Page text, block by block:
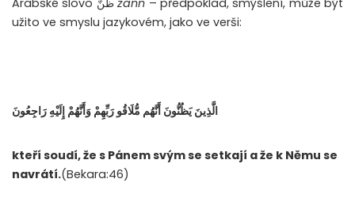
Arabské slovo ظَنٌّzann – předpoklad, smýšlení, může být
užito ve smyslu jazykovém, jako ve verši:
الَّذِينَ يَظُنُّونَ أَنَّهُم مُّلَاقُو رَبِّهِمْ وَأَنَّهُمْ إِلَيْهِ رَاجِعُونَ
kteří soudí, že s Pánem svým se setkají a že k Němu se
navrátí.(Bekara:46)